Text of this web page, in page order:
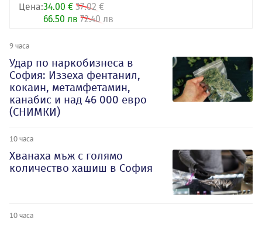
Цена:34.00 € 37.02 €
66.50 лв 72.40 лв
9 часа
Удар по наркобизнеса в
София: Иззеха фентанил,
кокаин, метамфетамин,
канабис и над 46 000 евро
(СНИМКИ)
10 часа
Хванаха мъж с голямо
количество хашиш в София
10 часа